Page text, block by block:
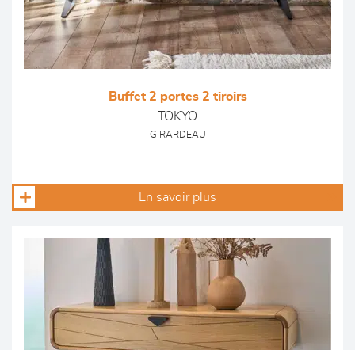
Buffet 2 portes 2 tiroirs
TOKYO
GIRARDEAU
En savoir plus